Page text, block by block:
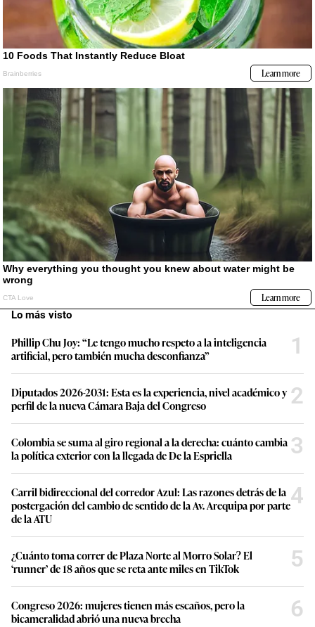
Lo más visto
Phillip Chu Joy: “Le tengo mucho respeto a la inteligencia
artificial, pero también mucha desconfianza”
1
Diputados 2026-2031: Esta es la experiencia, nivel académico y
perfil de la nueva Cámara Baja del Congreso
2
Colombia se suma al giro regional a la derecha: cuánto cambia
la política exterior con la llegada de De la Espriella
3
Carril bidireccional del corredor Azul: Las razones detrás de la
postergación del cambio de sentido de la Av. Arequipa por parte
de la ATU
4
¿Cuánto toma correr de Plaza Norte al Morro Solar? El
‘runner’ de 18 años que se reta ante miles en TikTok
5
Congreso 2026: mujeres tienen más escaños, pero la
bicameralidad abrió una nueva brecha
6